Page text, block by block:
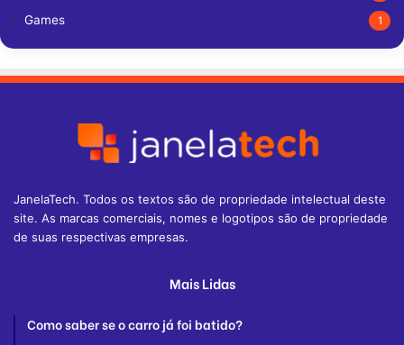
Games 1
JanelaTech. Todos os textos são de propriedade intelectual deste
site. As marcas comerciais, nomes e logotipos são de propriedade
de suas respectivas empresas.
Mais Lidas
Como saber se o carro já foi batido?